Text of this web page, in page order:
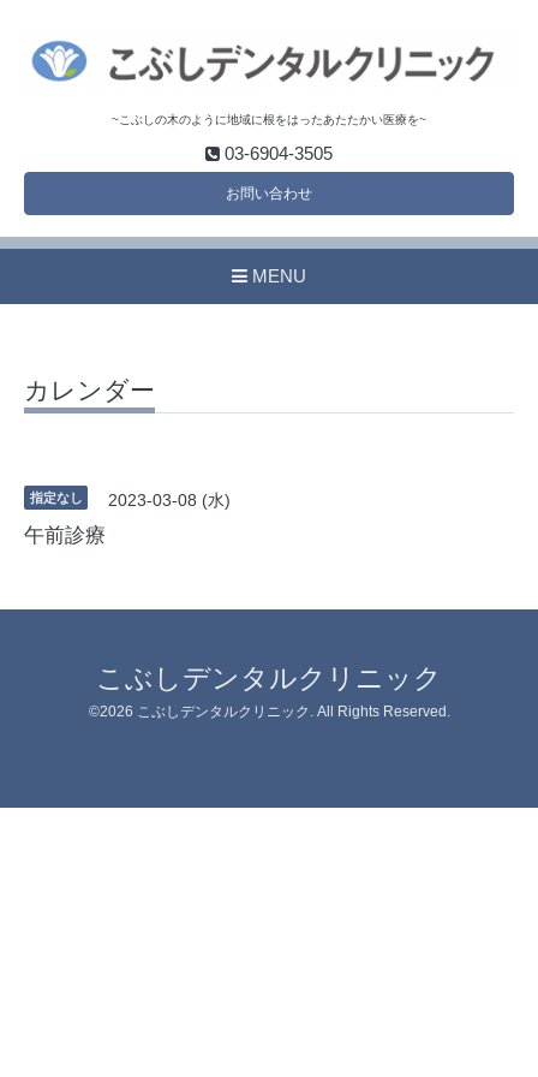
~こぶしの木のように地域に根をはったあたたかい医療を~
03-6904-3505
お問い合わせ
MENU
カレンダー
指定なし 2023-03-08 (水)
午前診療
こぶしデンタルクリニック
©2026 こぶしデンタルクリニック . All Rights Reserved.